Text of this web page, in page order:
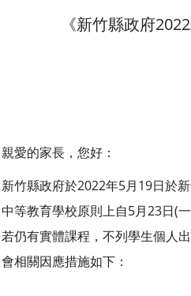
《新竹縣政府
親愛的家長，您好：
新竹縣政府於2022年5月19日於
中等教育學校原則上自5月23日(
若仍有實體課程，不列學生個人
會相關因應措施如下：